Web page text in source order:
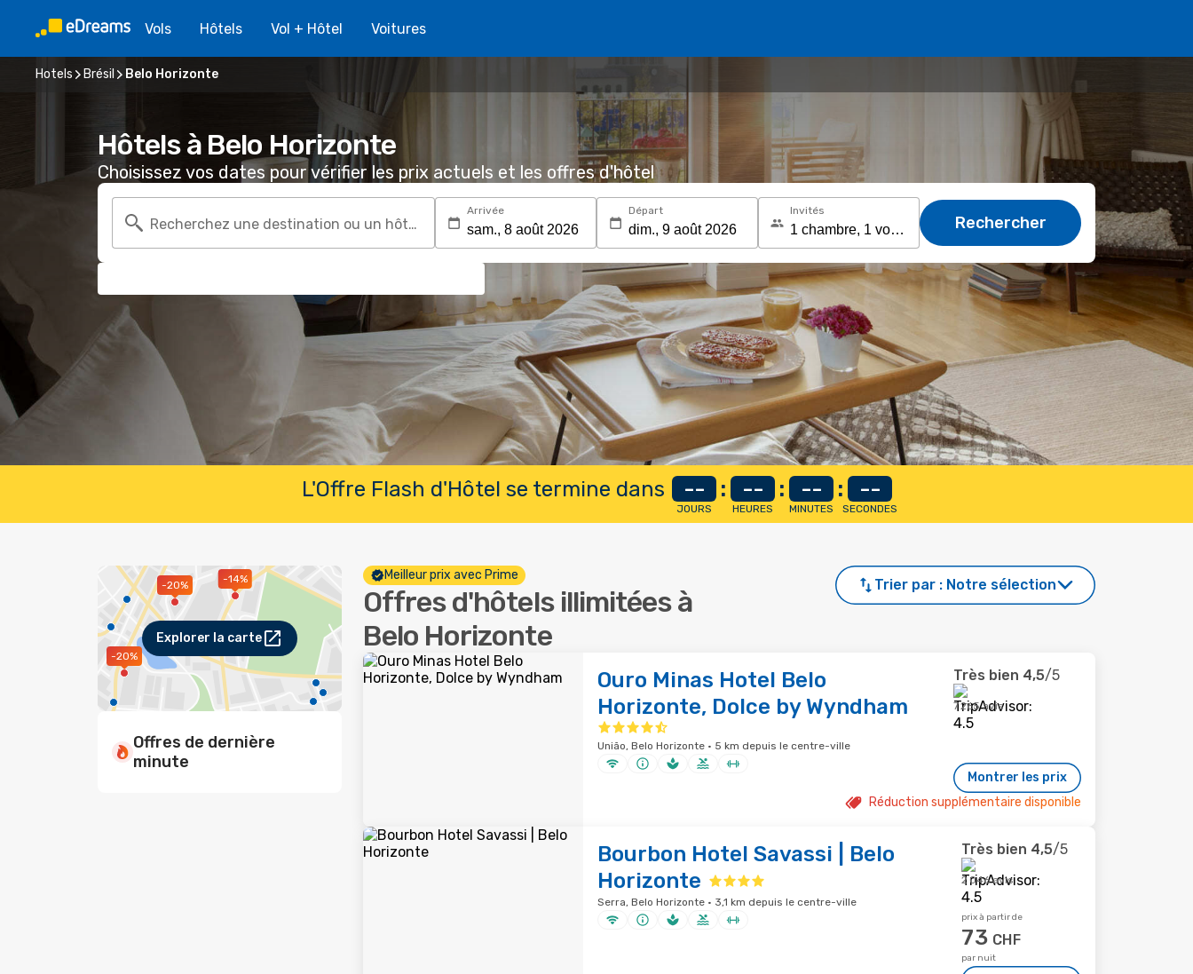
Vols Hôtels Vol + Hôtel Voitures
Hotels Brésil Belo Horizonte
Hôtels à Belo Horizonte
Choisissez vos dates pour vérifier les prix actuels et les offres d'hôtel
Recherchez une destination ou un hôtel
Arrivée Départ Invités
Rechercher
L'Offre Flash d'Hôtel se termine dans --
JOURS
: --
HEURES
: --
MINUTES
: --
SECONDES
-20%
-20%
-14%
Explorer la carte
Offres de dernière
minute
Meilleur prix avec Prime
Offres d'hôtels illimitées à
Belo Horizonte
Trier par : Notre sélection
Ouro Minas Hotel Belo
Horizonte, Dolce by Wyndham
União, Belo Horizonte · 5 km depuis le centre-ville
Très bien 4,5/5
7 265 avis
Montrer les prix
Réduction supplémentaire disponible
Bourbon Hotel Savassi | Belo
Horizonte
Serra, Belo Horizonte · 3,1 km depuis le centre-ville
Très bien 4,5/5
2 046 avis
prix à partir de
73 CHF
par nuit